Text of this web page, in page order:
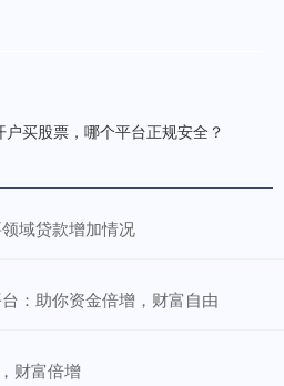
户买股票，哪个平台正规安全？
域贷款增加情况
：助你资金倍增，财富自由
财富倍增